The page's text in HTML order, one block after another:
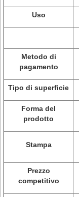
Uso
Metodo di
pagamento
Tipo di superficie
Forma del
prodotto
Stampa
Prezzo
competitivo